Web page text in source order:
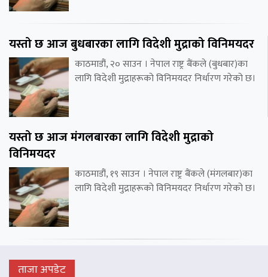
यस्तो छ आज बुधबारका लागि विदेशी मुद्राको विनिमयदर
काठमाडौं, २० साउन । नेपाल राष्ट्र बैंकले (बुधबार)का
लागि विदेशी मुद्राहरूको विनिमयदर निर्धारण गरेको छ।
यस्तो छ आज मंगलबारका लागि विदेशी मुद्राको
विनिमयदर
काठमाडौं, १९ साउन । नेपाल राष्ट्र बैंकले (मंगलबार)का
लागि विदेशी मुद्राहरूको विनिमयदर निर्धारण गरेको छ।
ताजा अपडेट